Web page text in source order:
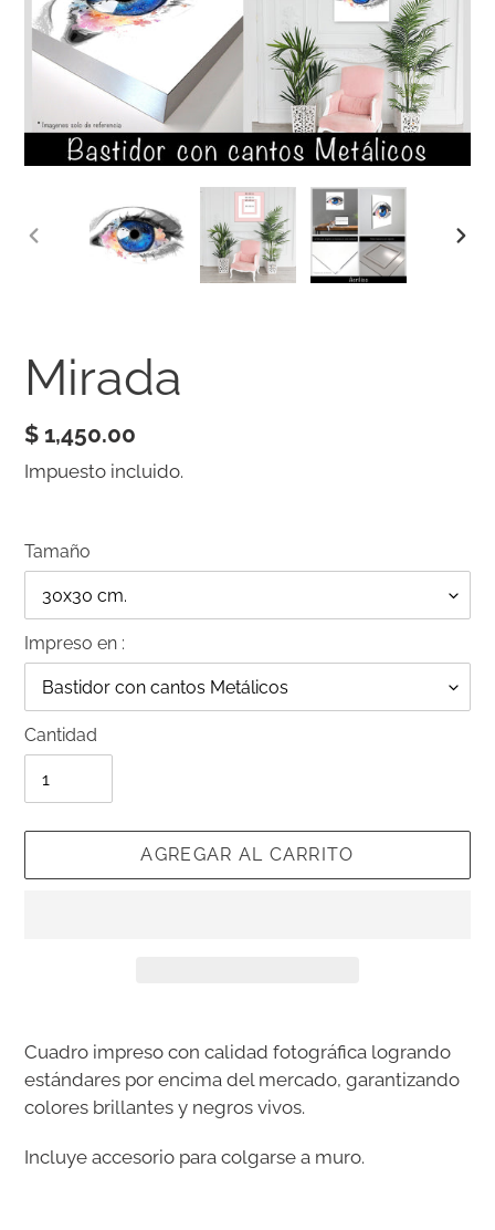
ANTERIOR
Mirada
Precio
habitual
$ 1,450.00
Impuesto incluido.
Tamaño
Impreso en :
Cantidad
AGREGAR AL CARRITO
el
producto
a
carrito
Cuadro impreso con calidad fotográfica logrando
estándares por encima del mercado, garantizando
colores brillantes y negros vivos.
Incluye accesorio para colgarse a muro.